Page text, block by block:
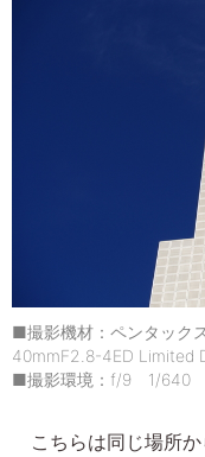
■撮影機材：ペンタック
40mmF2.8-4ED Limited
■撮影環境：f/9 1/640
こちらは同じ場所